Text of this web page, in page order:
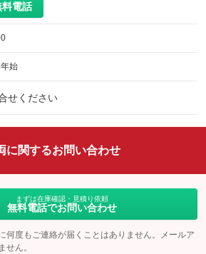
料電話
始
せください
に関するお問い合わせ
まずは在庫確認・見積り依頼
無料電話でお問い合わせ
何度もご連絡が届くことはありません。メールア
せん。